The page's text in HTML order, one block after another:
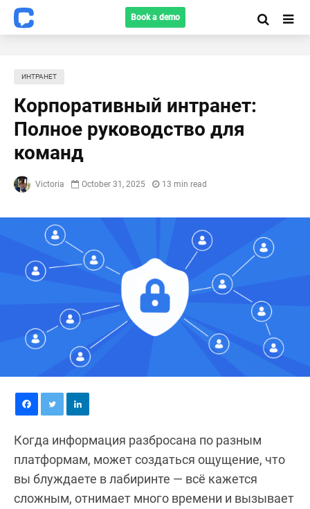
Book a demo
ИНТРАНЕТ
Корпоративный интранет:
Полное руководство для
команд
Victoria October 31, 2025 13 min read
Когда информация разбросана по разным
платформам, может создаться ощущение, что
вы блуждаете в лабиринте — всё кажется
сложным, отнимает много времени и вызывает